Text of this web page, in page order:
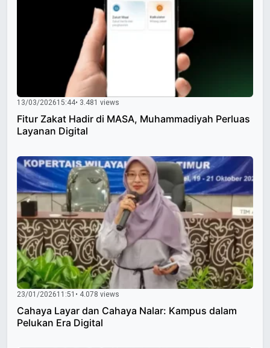
13/03/202615:44• 3.481 views
Fitur Zakat Hadir di MASA, Muhammadiyah Perluas
Layanan Digital
23/01/202611:51 • 4.078 views
Cahaya Layar dan Cahaya Nalar: Kampus dalam
Pelukan Era Digital